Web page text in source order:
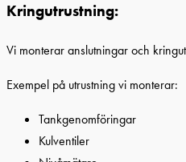
Kringutrustning:
Vi monterar anslutningar och
Exempel på utrustning vi monterar:
Tankgenomföringar
Kulventiler